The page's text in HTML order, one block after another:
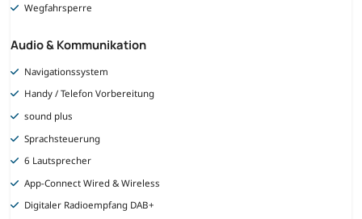
Wegfahrsperre
Audio & Kommunikation
Navigationssystem
Handy / Telefon Vorbereitung
sound plus
Sprachsteuerung
6 Lautsprecher
App-Connect Wired & Wireless
Digitaler Radioempfang DAB+